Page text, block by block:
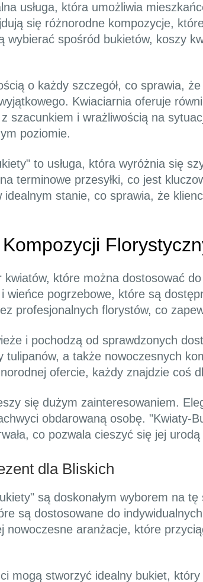
usługa, która umożliwia
się różnorodne kompozycje,
spośród bukietów, koszy
o każdy szczegół, co sprawia,
Kwiaciarnia oferuje
szacunkiem i wrażliwością na
poziomie.
to usługa, która wyróżnia się
terminowe przesyłki, co jest
stanie, co sprawia, że
które można dostosować
wieńce pogrzebowe, które są
profesjonalnych florystów, co
i pochodzą od sprawdzonych
a także nowoczesnych
ofercie, każdy znajdzie coś
się dużym zainteresowaniem.
obdarowaną osobę. "Kwiaty-
co pozwala cieszyć się jej
dla Bliskich
są doskonałym wyborem na
są dostosowane do
aranżacje, które
mogą stworzyć idealny bukiet,